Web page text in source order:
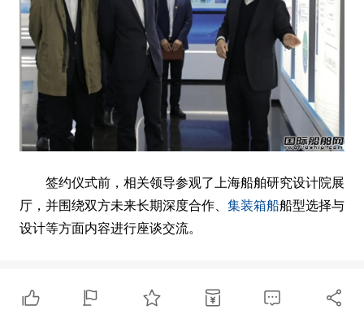
签约仪式前，相关领导参观了上海船舶研究设计院展
厅，并围绕双方未来长期深度合作、 集装箱船船型选择与
设计等方面内容进行座谈交流。